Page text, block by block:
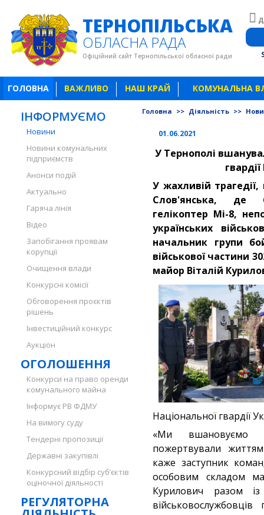
ТЕРНОПІЛЬСЬКА
ОБЛАСНА РАДА
Офіційний сайт Тернопільської обласної ради
ГОЛОВНА ВАЖЛИВО НАШ КРАЙ КОМУНАЛЬНА
ІНФОРМУЄМО
Новини
Новини комунальних
підприємств
Анонси подій
Актуально
Гаряча лінія
Відео
Запобігання проявам
корупції
Очищення влади
Конкурсні комісії
Обговорення проєктів
рішень
Інвестиційний конкурс
Аукціон
ОГОЛОШЕННЯ
Конкурси на право оренди
комунального майна
Інформує РВ ФДМУ
На вимогу суду
Тендерні пропозиції
Державні закупівлі
Конкурсний відбір суб’єктів
оціночної діяльності
РЕГУЛЯТОРНА
Головна >> Діяльність >>
01.06.2021
У Тернополі
У жахливій
Слов'янська, де
гелікоптер Мі-8,
українських
начальник групи
військової частини
майор Віталій
Національної гвардії
«Ми вшановуємо
пожертвували
каже заступник
особовим складом
Курилович разом